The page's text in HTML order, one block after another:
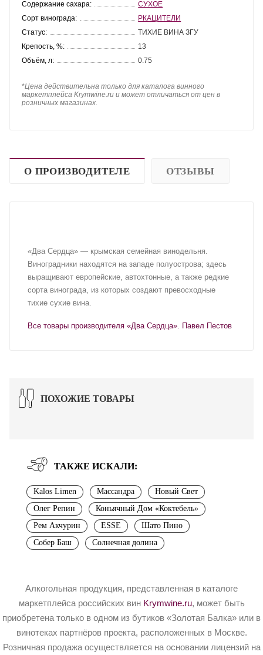
Содержание сахара:
СУХОЕ
Сорт винограда:
РКАЦИТЕЛИ
Статус:
ТИХИЕ ВИНА ЗГУ
Крепость, %:
13
Объём, л:
0.75
*Цена действительна только для каталога винного
маркетплейса Krymwine.ru и может отличаться от цен в
розничных магазинах.
О ПРОИЗВОДИТЕЛЕ ОТЗЫВЫ
«Два Сердца» — крымская семейная винодельня.
Виноградники находятся на западе полуострова; здесь
выращивают европейские, автохтонные, а также редкие
сорта винограда, из которых создают превосходные
тихие сухие вина.
Все товары производителя «Два Сердца». Павел Пестов
ПОХОЖИЕ ТОВАРЫ
ТАКЖЕ ИСКАЛИ:
Kalos Limen Массандра
Новый Свет
Олег Репин
Коньячный Дом «Коктебель»
Рем Акчурин
ESSE
Шато Пино
Собер Баш
Солнечная долина
Алкогольная продукция, представленная в каталоге
маркетплейса российских вин Krymwine.ru, может быть
приобретена только в одном из бутиков «Золотая Балка» или в
винотеках партнёров проекта, расположенных в Москве.
Розничная продажа осуществляется на основании лицензий на